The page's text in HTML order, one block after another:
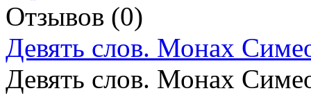
Отзывов (0)
Девять слов. Монах
Девять слов. Монах